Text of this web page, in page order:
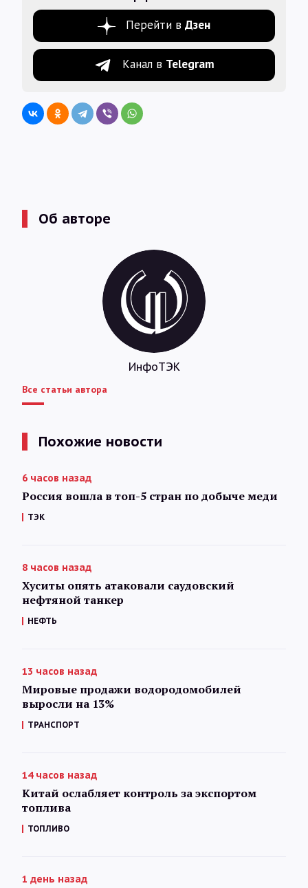
Перейти в Дзен
Канал в Telegram
Об авторе
ИнфоТЭК
Все статьи автора
Похожие новости
6 часов назад
Россия вошла в топ-5 стран по добыче меди
ТЭК
8 часов назад
Хуситы опять атаковали саудовский
нефтяной танкер
НЕФТЬ
13 часов назад
Мировые продажи водородомобилей
выросли на 13%
ТРАНСПОРТ
14 часов назад
Китай ослабляет контроль за экспортом
топлива
ТОПЛИВО
1 день назад